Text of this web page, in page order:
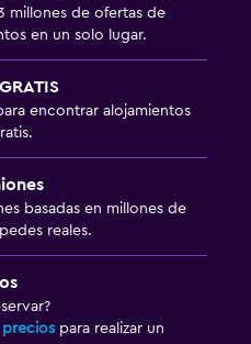
millones de ofertas de
en un solo lugar.
encontrar alojamientos
basadas en millones de
reales.
precios para realizar un